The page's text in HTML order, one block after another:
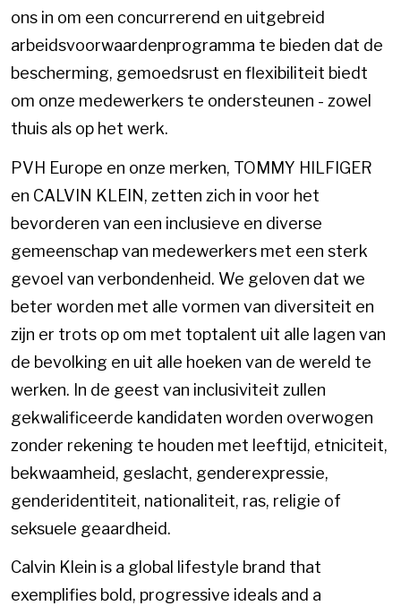
ons in om een concurrerend en uitgebreid
arbeidsvoorwaardenprogramma te bieden dat de
bescherming, gemoedsrust en flexibiliteit biedt
om onze medewerkers te ondersteunen - zowel
thuis als op het werk.
PVH Europe en onze merken, TOMMY HILFIGER
en CALVIN KLEIN, zetten zich in voor het
bevorderen van een inclusieve en diverse
gemeenschap van medewerkers met een sterk
gevoel van verbondenheid. We geloven dat we
beter worden met alle vormen van diversiteit en
zijn er trots op om met toptalent uit alle lagen van
de bevolking en uit alle hoeken van de wereld te
werken. In de geest van inclusiviteit zullen
gekwalificeerde kandidaten worden overwogen
zonder rekening te houden met leeftijd, etniciteit,
bekwaamheid, geslacht, genderexpressie,
genderidentiteit, nationaliteit, ras, religie of
seksuele geaardheid.
Calvin Klein is a global lifestyle brand that
exemplifies bold, progressive ideals and a